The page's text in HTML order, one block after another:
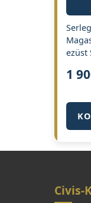
ezüst
1
Civis-